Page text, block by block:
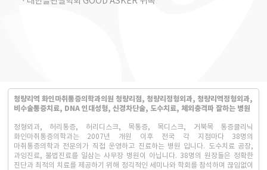
청량리역 화인마취통증의학과의원 청량리점, 청량리정형외과, 청량리역정형외과,
비수술통증치료, DNA 인대성형, 신경차단술, 도수치료, 체외충격파 잘하는 병원
정형외과, 허리통증, 허리디스크, 목통증, 목디스크, 거북목 통증클리닉
화인마취통증의학과는 2007년 개원 이후 전국 각 지점마다 38명의
마취통증의학과 전문의가 직접 운영하고 진료하는 병원 입니다. 도수치료 공장,
과잉진료, 불법진료를 일삼는 사무장 병원이 아닙니다. 38명의 원장들은 정확한
진단과 최적의 치료를 제공하기 위해 정긱적인 세미나와 학회를 참석하며 끊임없이